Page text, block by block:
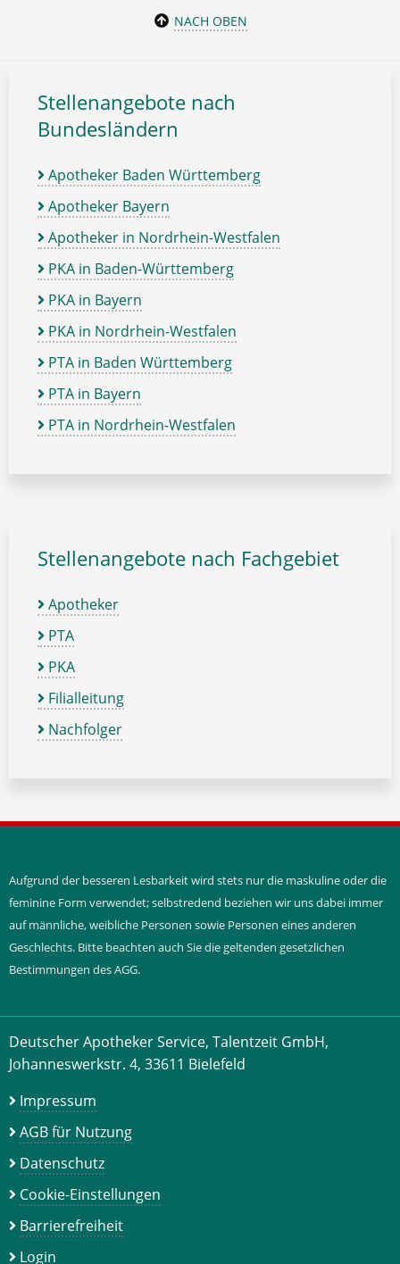
NACH OBEN
Stellenangebote nach
Bundesländern
Apotheker Baden Württemberg
Apotheker Bayern
Apotheker in Nordrhein-Westfalen
PKA in Baden-Württemberg
PKA in Bayern
PKA in Nordrhein-Westfalen
PTA in Baden Württemberg
PTA in Bayern
PTA in Nordrhein-Westfalen
Stellenangebote nach Fachgebiet
Apotheker
PTA
PKA
Filialleitung
Nachfolger
Aufgrund der besseren Lesbarkeit wird stets nur die maskuline oder die
feminine Form verwendet; selbstredend beziehen wir uns dabei immer
auf männliche, weibliche Personen sowie Personen eines anderen
Geschlechts. Bitte beachten auch Sie die geltenden gesetzlichen
Bestimmungen des AGG.
Deutscher Apotheker Service, Talentzeit GmbH,
Johanneswerkstr. 4, 33611 Bielefeld
Impressum
AGB für Nutzung
Datenschutz
Cookie-Einstellungen
Barrierefreiheit
Login